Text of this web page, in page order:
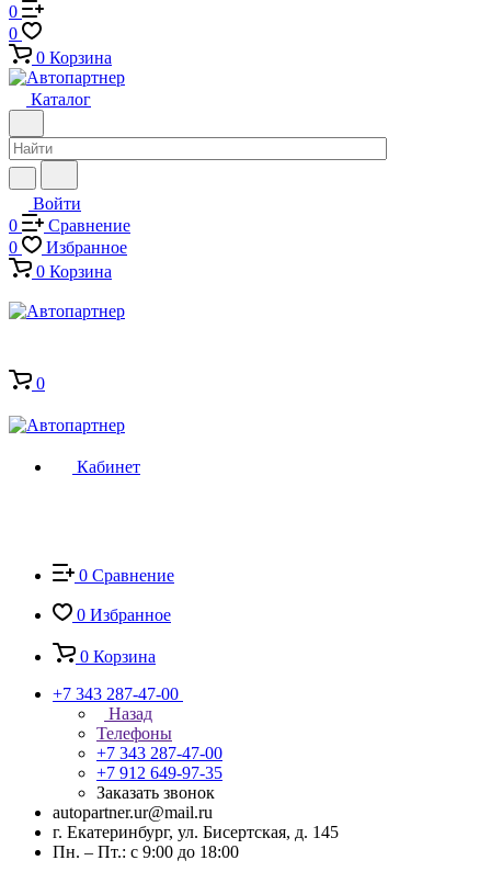
0
0
0 Корзина
Каталог
Войти
0
Сравнение
0
Избранное
0 Корзина
0
Кабинет
0 Сравнение
0 Избранное
0 Корзина
+7 343 287-47-00
Назад
Телефоны
+7 343 287-47-00
+7 912 649-97-35
Заказать звонок
autopartner.ur@mail.ru
г. Екатеринбург, ул. Бисертская, д. 145
Пн. – Пт.: с 9:00 до 18:00